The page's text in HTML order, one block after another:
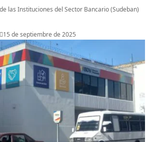
las Instituciones del Sector Bancario (Sudeban)
15 de septiembre de 2025